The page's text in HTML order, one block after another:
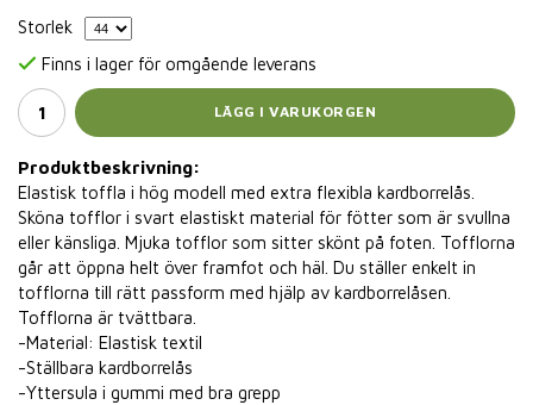
Storlek
Finns i lager för omgående leverans
LÄGG I VARUKORGEN
Produktbeskrivning:
Elastisk toffla i hög modell med extra flexibla kardborrelås.
Sköna tofflor i svart elastiskt material för fötter som är svullna
eller känsliga. Mjuka tofflor som sitter skönt på foten. Tofflorna
går att öppna helt över framfot och häl. Du ställer enkelt in
tofflorna till rätt passform med hjälp av kardborrelåsen.
Tofflorna är tvättbara.
-Material: Elastisk textil
-Ställbara kardborrelås
-Yttersula i gummi med bra grepp